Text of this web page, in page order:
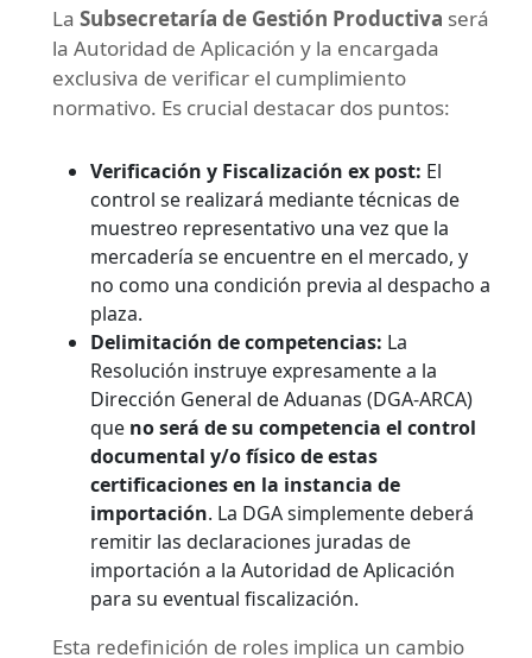
La Subsecretaría de Gestión Productiva será
la Autoridad de Aplicación y la encargada
exclusiva de verificar el cumplimiento
normativo. Es crucial destacar dos puntos:
Verificación y Fiscalización ex post: El
control se realizará mediante técnicas de
muestreo representativo una vez que la
mercadería se encuentre en el mercado, y
no como una condición previa al despacho a
plaza.
Delimitación de competencias: La
Resolución instruye expresamente a la
Dirección General de Aduanas (DGA-ARCA)
que no será de su competencia el control
documental y/o físico de estas
certificaciones en la instancia de
importación. La DGA simplemente deberá
remitir las declaraciones juradas de
importación a la Autoridad de Aplicación
para su eventual fiscalización.
Esta redefinición de roles implica un cambio